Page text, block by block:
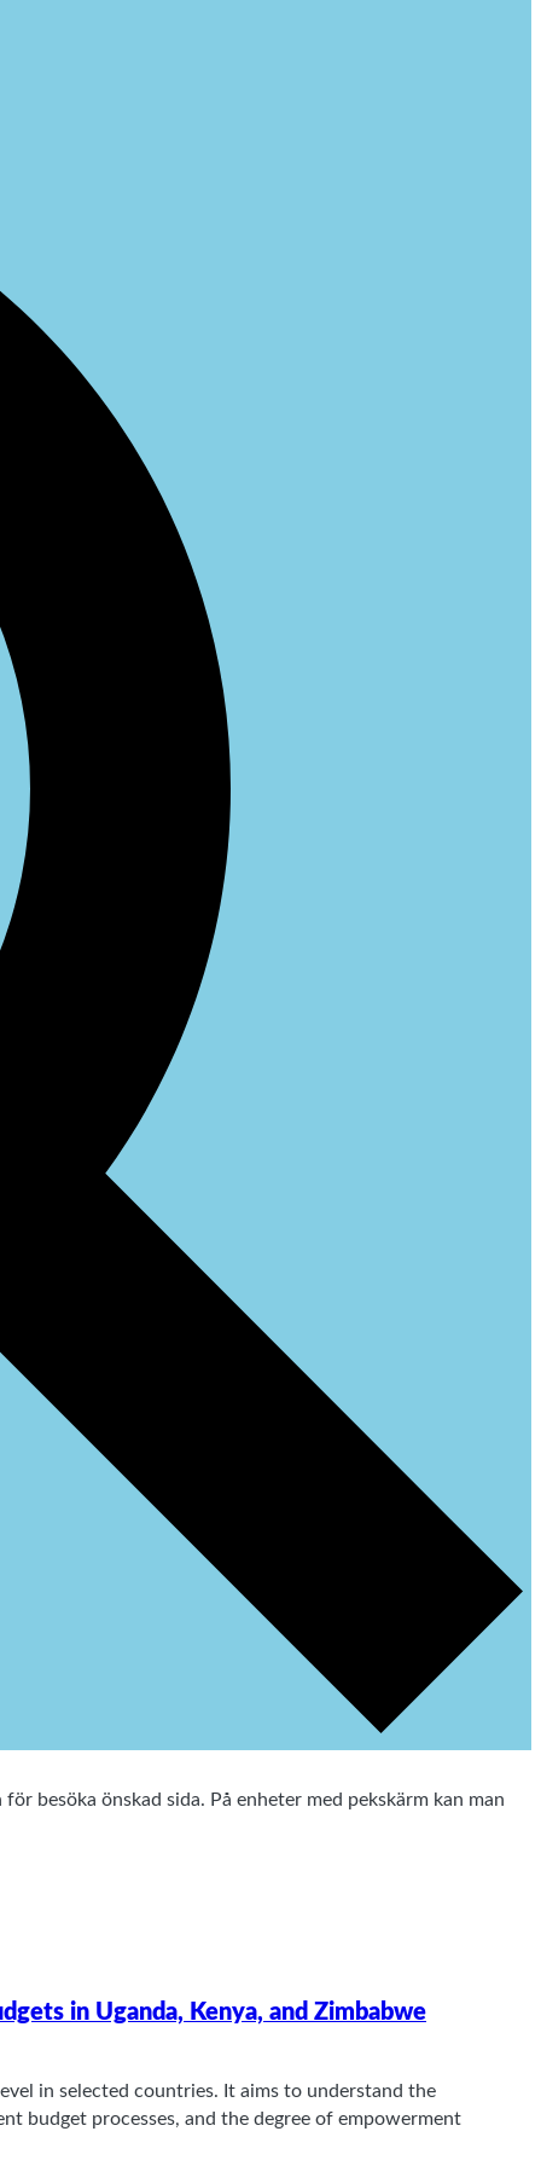
besöka önskad sida. På enheter med pekskärm kan man
in Uganda, Kenya, and Zimbabwe
in selected countries. It aims to understand the
budget processes, and the degree of empowerment